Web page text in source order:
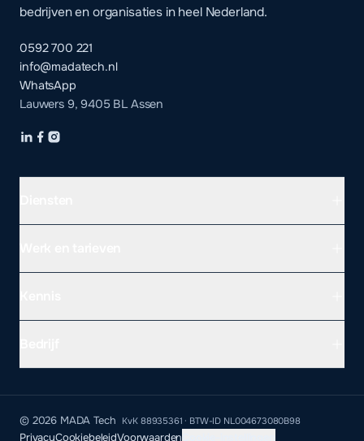
bedrijven en organisaties in heel Nederland.
0592 700 221
info@madatech.nl
WhatsApp
Lauwers 9, 9405 BL Assen
Groningen
Friesland
© 2026 MADA Tech KvK 88935361 · BTW-ID NL004673080B98
PrivacyCookiebeleidVoorwaarden